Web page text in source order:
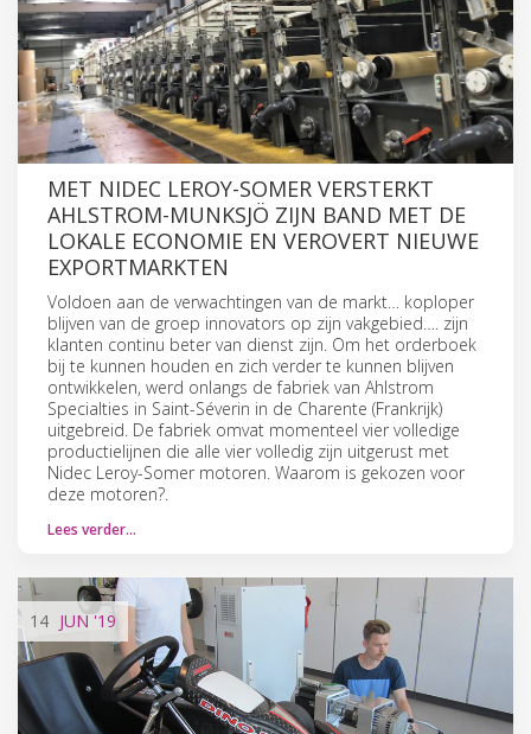
MET NIDEC LEROY-SOMER VERSTERKT
AHLSTROM-MUNKSJÖ ZIJN BAND MET DE
LOKALE ECONOMIE EN VEROVERT NIEUWE
EXPORTMARKTEN
Voldoen aan de verwachtingen van de markt… koploper
blijven van de groep innovators op zijn vakgebied…. zijn
klanten continu beter van dienst zijn. Om het orderboek
bij te kunnen houden en zich verder te kunnen blijven
ontwikkelen, werd onlangs de fabriek van Ahlstrom
Specialties in Saint-Séverin in de Charente (Frankrijk)
uitgebreid. De fabriek omvat momenteel vier volledige
productielijnen die alle vier volledig zijn uitgerust met
Nidec Leroy-Somer motoren. Waarom is gekozen voor
deze motoren?.
Lees verder…
14 JUN'19